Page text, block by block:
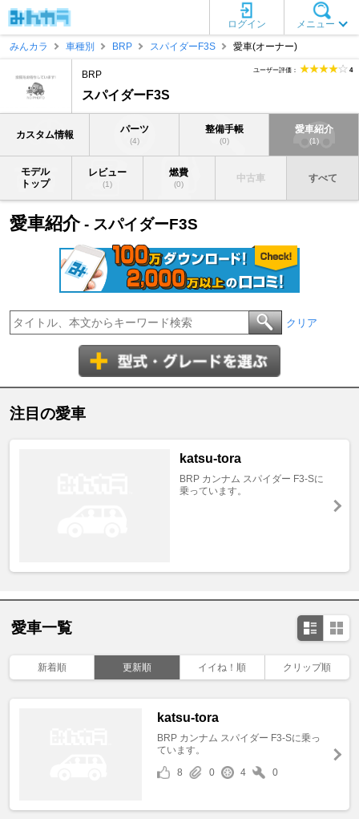
メニュー
ログイン
みんカラ
車種別 BRP スパイダーF3S 愛車(オーナー)
BRP
スパイダーF3S
ユーザー評価： 4
カスタム情報 パーツ
(4)
整備手帳
(0)
愛車紹介
(1)
モデル
トップ
レビュー
(1)
燃費
(0)
中古車 すべて
愛車紹介- スパイダーF3S
クリア
注目の愛車
katsu-tora
BRP カンナム スパイダー F3-Sに
乗っています。
愛車一覧
新着順 更新順 イイね！順 クリップ順
katsu-tora
BRP カンナム スパイダー F3-Sに乗っ
ています。
8
0 4 0